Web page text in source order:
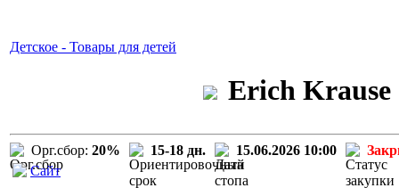
Детское - Товары для детей
Erich Krause
Орг.сбор: 20% 15-18 дн. 15.06.2026 10:00
Сайт